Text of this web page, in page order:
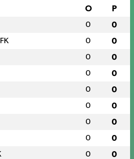
O P
0 0
0 0
0 0
0 0
0 0
0 0
0 0
0 0
0 0